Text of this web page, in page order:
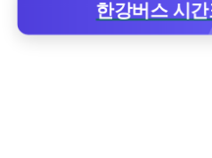
한강버스 시간